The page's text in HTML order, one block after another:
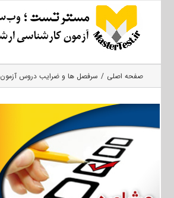
صفحه اصلی سرفصل ها و ضرایب دروس آزمون